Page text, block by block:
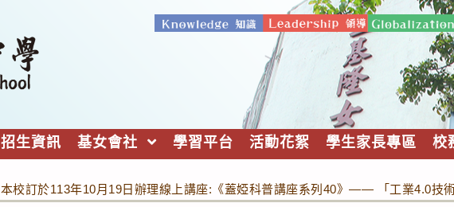
招生資訊 基女會社 學習平台 活動花絮 學生家長專區 校
本校訂於113年10月19日辦理線上講座:《蓋婭科普講座系列40》—— 「工業4.0技